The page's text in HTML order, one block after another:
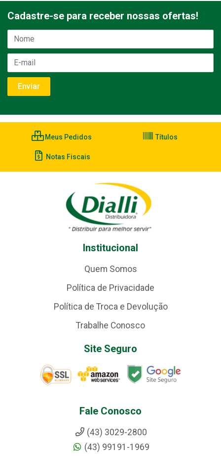
Cadastre-se para receber nossas ofertas!
Meus Pedidos Títulos
Notas Fiscais
Institucional
Quem Somos
Política de Privacidade
Política de Troca e Devolução
Trabalhe Conosco
Site Seguro
Fale Conosco
(43) 3029-2800
(43) 99191-1969